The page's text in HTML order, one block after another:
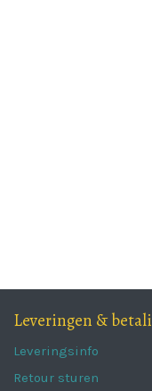
Leveringen &
Leveringsinfo
Retour sturen